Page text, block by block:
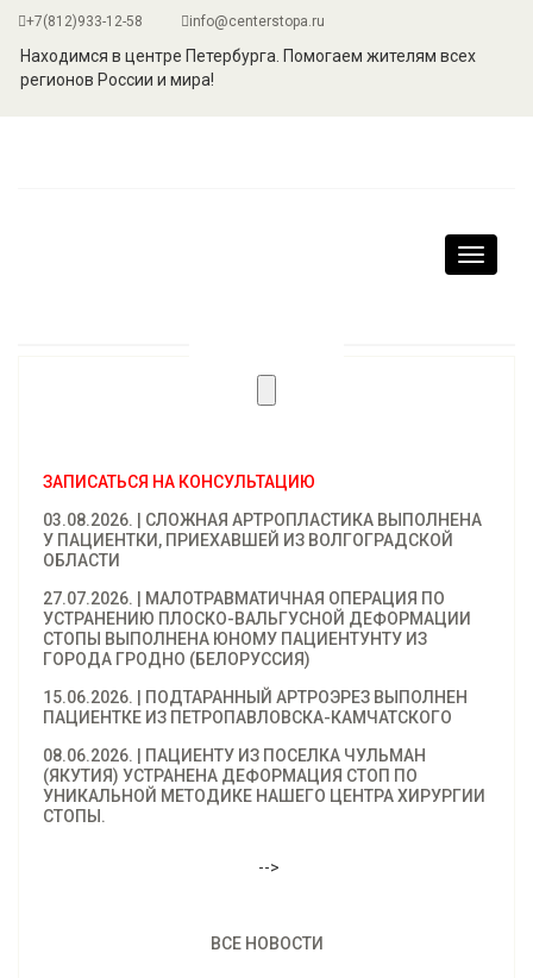
+7(812)933-12-58 info@centerstopa.ru
Находимся в центре Петербурга. Помогаем жителям всех
регионов России и мира!
ЗАПИСАТЬСЯ НА КОНСУЛЬТАЦИЮ
03.08.2026. | СЛОЖНАЯ АРТРОПЛАСТИКА ВЫПОЛНЕНА
У ПАЦИЕНТКИ, ПРИЕХАВШЕЙ ИЗ ВОЛГОГРАДСКОЙ
ОБЛАСТИ
27.07.2026. | МАЛОТРАВМАТИЧНАЯ ОПЕРАЦИЯ ПО
УСТРАНЕНИЮ ПЛОСКО-ВАЛЬГУСНОЙ ДЕФОРМАЦИИ
СТОПЫ ВЫПОЛНЕНА ЮНОМУ ПАЦИЕНТУНТУ ИЗ
ГОРОДА ГРОДНО (БЕЛОРУССИЯ)
15.06.2026. | ПОДТАРАННЫЙ АРТРОЭРЕЗ ВЫПОЛНЕН
ПАЦИЕНТКЕ ИЗ ПЕТРОПАВЛОВСКА-КАМЧАТСКОГО
08.06.2026. | ПАЦИЕНТУ ИЗ ПОСЕЛКА ЧУЛЬМАН
(ЯКУТИЯ) УСТРАНЕНА ДЕФОРМАЦИЯ СТОП ПО
УНИКАЛЬНОЙ МЕТОДИКЕ НАШЕГО ЦЕНТРА ХИРУРГИИ
СТОПЫ.
-->
ВСЕ НОВОСТИ